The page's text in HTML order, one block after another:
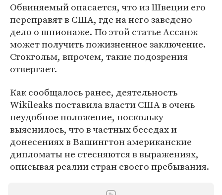
Обвиняемый опасается, что из Швеции его
переправят в США, где на него заведено
дело о шпионаже. По этой статье Ассанж
может получить пожизненное заключение.
Стокгольм, впрочем, такие подозрения
отвергает.
Как сообщалось ранее, деятельность
Wikileaks поставила власти США в очень
неудобное положение, поскольку
выяснилось, что в частных беседах и
донесениях в Вашингтон американские
дипломаты не стесняются в выражениях,
описывая реалии стран своего пребывания.